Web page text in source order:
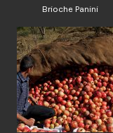
Brioche Panini